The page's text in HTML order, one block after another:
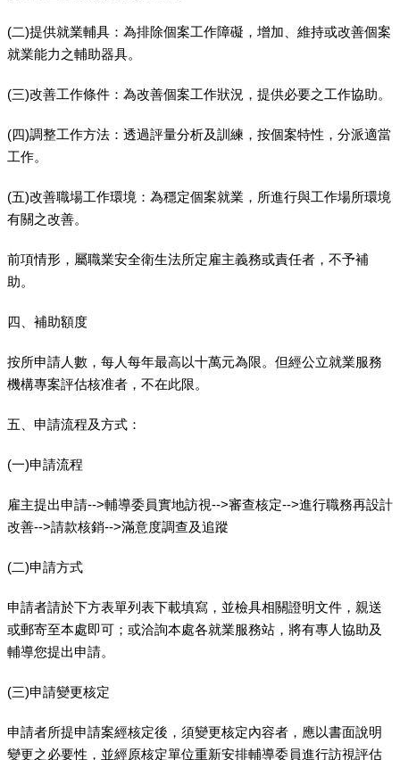
(二)提供就業輔具：為排除個案工作障礙，增加、維持或改善個案
就業能力之輔助器具。
(三)改善工作條件：為改善個案工作狀況，提供必要之工作協助。
(四)調整工作方法：透過評量分析及訓練，按個案特性，分派適當
工作。
(五)改善職場工作環境：為穩定個案就業，所進行與工作場所環境
有關之改善。
前項情形，屬職業安全衛生法所定雇主義務或責任者，不予補
助。
四、補助額度
按所申請人數，每人每年最高以十萬元為限。但經公立就業服務
機構專案評估核准者，不在此限。
五、申請流程及方式：
(一)申請流程
雇主提出申請-->輔導委員實地訪視-->審查核定-->進行職務再設計
改善-->請款核銷-->滿意度調查及追蹤
(二)申請方式
申請者請於下方表單列表下載填寫，並檢具相關證明文件，親送
或郵寄至本處即可；或洽詢本處各就業服務站，將有專人協助及
輔導您提出申請。
(三)申請變更核定
申請者所提申請案經核定後，須變更核定內容者，應以書面說明
變更之必要性，並經原核定單位重新安排輔導委員進行訪視評估